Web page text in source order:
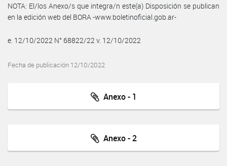
NOTA: El/los Anexo/s que integra/n este(a) Disposición se publican
en la edición web del BORA -www.boletinoficial.gob.ar-
e. 12/10/2022 N° 68822/22 v. 12/10/2022
Fecha de publicación 12/10/2022
Anexo - 1
Anexo - 2